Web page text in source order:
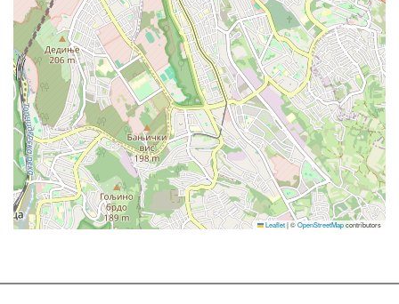
DUBROVNIK
Gornja Čibača 8, Mlini - Dubrovnik
GNJILANE Leaflet|©OpenStreetMapcontributors